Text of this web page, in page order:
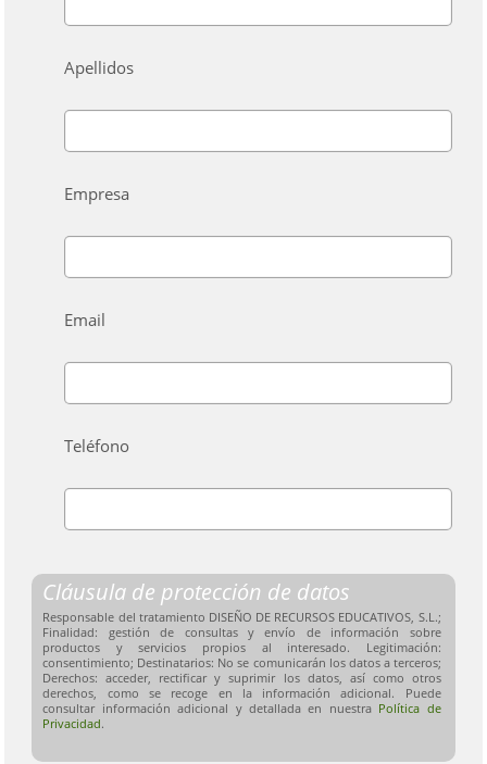
Apellidos
Empresa
Email
Teléfono
Cláusula de protección de datos
Responsable del tratamiento DISEÑO DE RECURSOS EDUCATIVOS, S.L.;
Finalidad: gestión de consultas y envío de información sobre
productos y servicios propios al interesado. Legitimación:
consentimiento; Destinatarios: No se comunicarán los datos a terceros;
Derechos: acceder, rectificar y suprimir los datos, así como otros
derechos, como se recoge en la información adicional. Puede
consultar información adicional y detallada en nuestra Política de
Privacidad.